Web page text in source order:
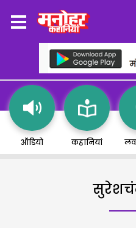
ऑडियो कहानियां लव